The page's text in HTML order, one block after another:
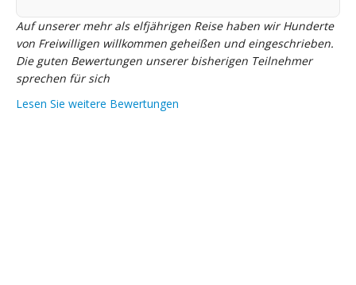
Auf unserer mehr als elfjährigen Reise haben wir Hunderte
von Freiwilligen willkommen geheißen und eingeschrieben.
Die guten Bewertungen unserer bisherigen Teilnehmer
sprechen für sich
Lesen Sie weitere Bewertungen